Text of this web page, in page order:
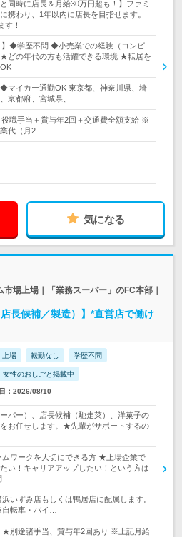
同時に店長＆月給30万円超も！】ファミ
携わり、1年以内に店長を目指せます。
す！
】◆学歴不問 ◆小売業での経験（コンビ
★どの年代の方も活躍できる環境 ★転居を
マイカー通勤OK 東京都、神奈川県、埼
京都府、宮城県、…
職手当＋賞与年2回＋交通費全額支給 ※
代（月2…
気になる
場上場｜「業務スーパー」のFC本部｜
長候補／製造）】*直営店で働け
上場 転勤なし 学歴不問
女性のおしごと掲載中
：2026/08/10
パー）、店長候補（馳走菜）、洋菓子の
お任せします。★先輩がサポートするの
ワークを大切にできる方 ★上場企業で
い！キャリアアップしたい！という方は
いずみ店もしくは鴨居店に配属します。
転車・バイ…
★別途諸手当、賞与年2回あり ※上記月給